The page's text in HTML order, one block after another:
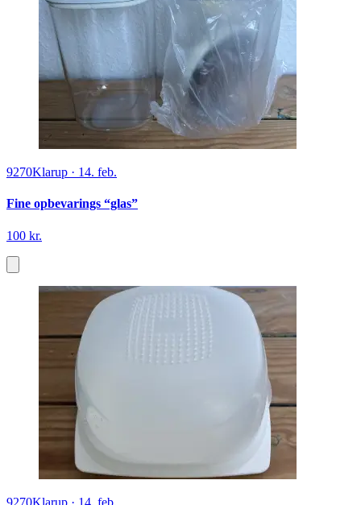
9270Klarup · 14. feb.
Fine opbevarings “glas”
100 kr.
9270Klarup · 14. feb.